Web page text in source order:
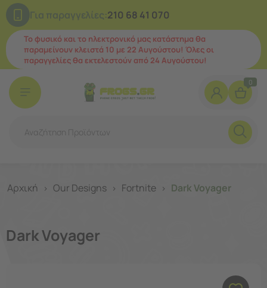
Για παραγγελίες:210 68 41 070
Το φυσικό και το ηλεκτρονικό μας κατάστημα θα
παραμείνουν κλειστά 10 με 22 Αυγούστου! Όλες οι
παραγγελίες θα εκτελεστούν από 24 Αυγούστου!
0
Αρχική > Our Designs > Fortnite > Dark Voyager
Dark Voyager